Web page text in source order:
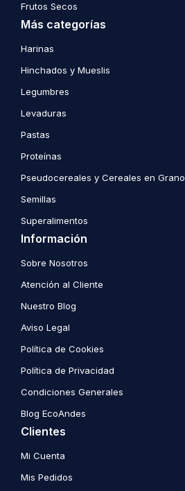
Frutos Secos
Más categorías
Harinas
Hinchados y Mueslis
Legumbres
Levaduras
Pastas
Proteínas
Pseudocereales y Cereales en Grano
Semillas
Superalimentos
Información
Sobre Nosotros
Atención al Cliente
Nuestro Blog
Aviso Legal
Política de Cookies
Política de Privacidad
Condiciones Generales
Blog EcoAndes
Clientes
Mi Cuenta
Mis Pedidos